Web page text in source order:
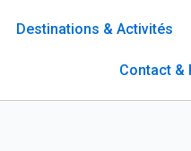
Destinations & Activités
Contact &